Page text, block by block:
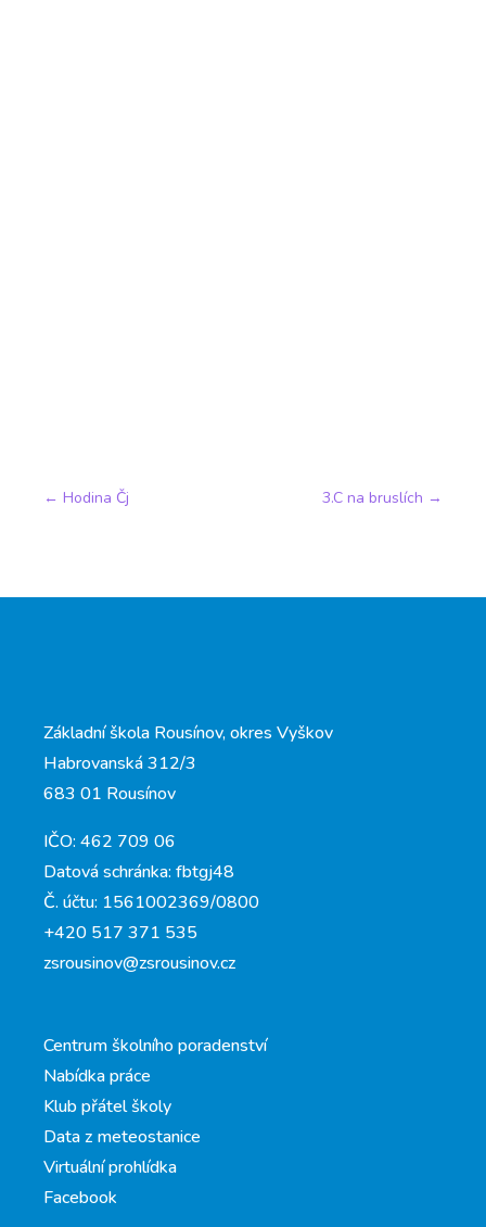
← Hodina Čj 3.C na bruslích →
Základní škola Rousínov, okres Vyškov
Habrovanská 312/3
683 01 Rousínov
IČO: 462 709 06
Datová schránka: fbtgj48
Č. účtu: 1561002369/0800
+420 517 371 535
zsrousinov@zsrousinov.cz
Centrum školního poradenství
Nabídka práce
Klub přátel školy
Data z meteostanice
Virtuální prohlídka
Facebook